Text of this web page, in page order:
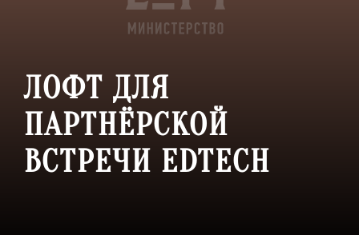
ЛОФТ ДЛЯ
ПАРТНЁРСКОЙ
ВСТРЕЧИ EDTECH